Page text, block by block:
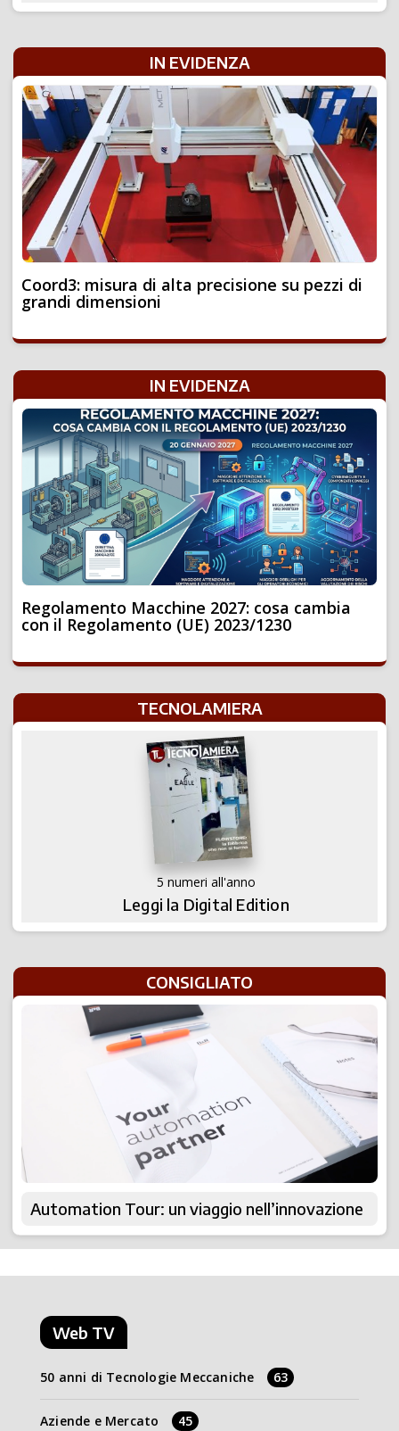
IN EVIDENZA
Coord3: misura di alta precisione su pezzi di
grandi dimensioni
IN EVIDENZA
Regolamento Macchine 2027: cosa cambia
con il Regolamento (UE) 2023/1230
TECNOLAMIERA
5 numeri all'anno
Leggi la Digital Edition
CONSIGLIATO
Automation Tour: un viaggio nell’innovazione
Web TV
50 anni di Tecnologie Meccaniche 63
Aziende e Mercato 45